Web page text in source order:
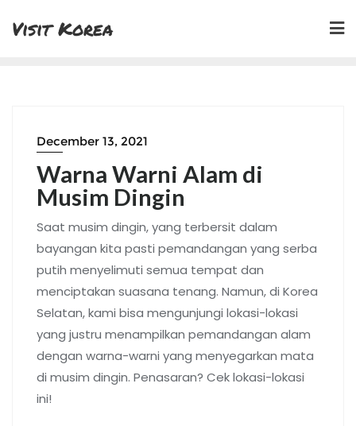
Visit Korea
December 13, 2021
Warna Warni Alam di
Musim Dingin
Saat musim dingin, yang terbersit dalam
bayangan kita pasti pemandangan yang serba
putih menyelimuti semua tempat dan
menciptakan suasana tenang. Namun, di Korea
Selatan, kami bisa mengunjungi lokasi-lokasi
yang justru menampilkan pemandangan alam
dengan warna-warni yang menyegarkan mata
di musim dingin. Penasaran? Cek lokasi-lokasi
ini!